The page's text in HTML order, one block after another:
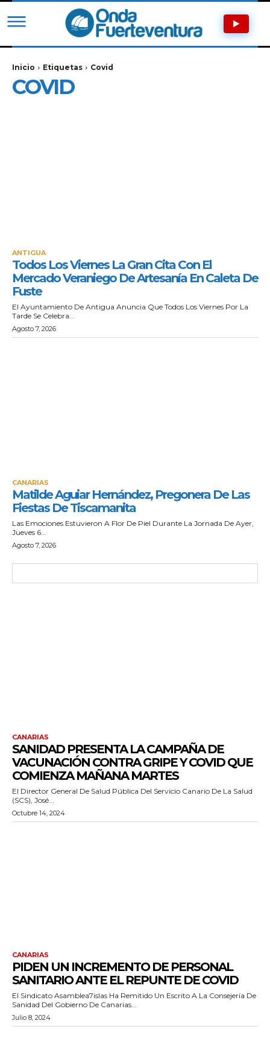
Inicio Etiquetas Covid
COVID
ANTIGUA
Todos Los Viernes La Gran Cita Con El
Mercado Veraniego De Artesanía En Caleta De
Fuste
El Ayuntamiento De Antigua Anuncia Que Todos Los Viernes Por La
Tarde Se Celebra...
Agosto 7, 2026
CANARIAS
Matilde Aguiar Hernández, Pregonera De Las
Fiestas De Tiscamanita
Las Emociones Estuvieron A Flor De Piel Durante La Jornada De Ayer,
Jueves 6...
Agosto 7, 2026
CANARIAS
SANIDAD PRESENTA LA CAMPAÑA DE
VACUNACIÓN CONTRA GRIPE Y COVID QUE
COMIENZA MAÑANA MARTES
El Director General De Salud Pública Del Servicio Canario De La Salud
(SCS), José...
Octubre 14, 2024
CANARIAS
PIDEN UN INCREMENTO DE PERSONAL
SANITARIO ANTE EL REPUNTE DE COVID
El Sindicato Asamblea7islas Ha Remitido Un Escrito A La Consejería De
Sanidad Del Gobierno De Canarias...
Julio 8, 2024